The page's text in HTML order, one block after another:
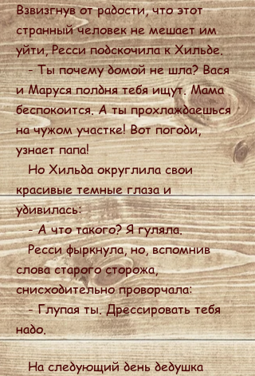
Взвизгнув от радости, что этот
странный человек не мешает им
уйти, Ресси подскочила к Хильде.
- Ты почему домой не шла? Вася
и Маруся полдня тебя ищут. Мама
беспокоится. А ты прохлаждаешься
на чужом участке! Вот погоди,
узнает папа!
Но Хильда округлила свои
красивые темные глаза и
удивилась:
- А что такого? Я гуляла.
Ресси фыркнула, но, вспомнив
слова старого сторожа,
снисходительно проворчала:
- Глупая ты. Дрессировать тебя
надо.
На следующий день дедушка